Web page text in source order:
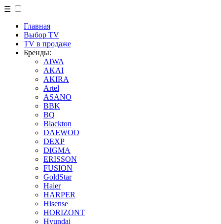
☰
Главная
Выбор TV
TV в продаже
Бренды:
AIWA
AKAI
AKIRA
Artel
ASANO
BBK
BQ
Blackton
DAEWOO
DEXP
DIGMA
ERISSON
FUSION
GoldStar
Haier
HARPER
Hisense
HORIZONT
Hyundai